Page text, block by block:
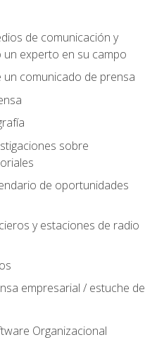
de comunicación y
experto en su campo
un comunicado de prensa
sobre
de oportunidades
y estaciones de radio
empresarial / estuche de
Organizacional